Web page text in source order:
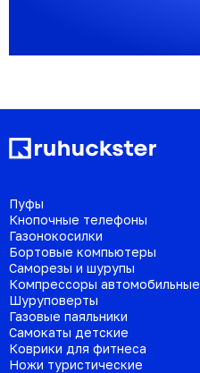
Пуфы
Кнопочные телефоны
Газонокосилки
Бортовые компьютеры
Саморезы и шурупы
Компрессоры автомобильные
Шуруповерты
Газовые паяльники
Самокаты детские
Коврики для фитнеса
Ножи туристические